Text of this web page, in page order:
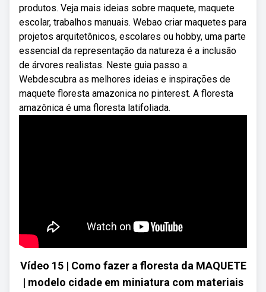
produtos. Veja mais ideias sobre maquete, maquete
escolar, trabalhos manuais. Webao criar maquetes para
projetos arquitetônicos, escolares ou hobby, uma parte
essencial da representação da natureza é a inclusão
de árvores realistas. Neste guia passo a.
Webdescubra as melhores ideias e inspirações de
maquete floresta amazonica no pinterest. A floresta
amazônica é uma floresta latifoliada.
Vídeo 15 | Como fazer a floresta da MAQUETE
| modelo cidade em miniatura com materiais